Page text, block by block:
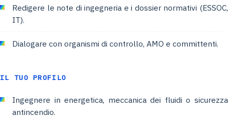
Redigere le note di ingegneria e i dossier normativi (ESSOC,
IT).
Dialogare con organismi di controllo, AMO e committenti.
IL TUO PROFILO
Ingegnere in energetica, meccanica dei fluidi o sicurezza
antincendio.